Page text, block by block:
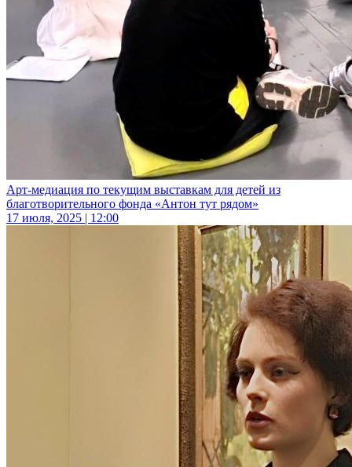
Арт-медиация по текущим выставкам для детей из
благотворительного фонда «Антон тут рядом»
17 июля, 2025 | 12:00